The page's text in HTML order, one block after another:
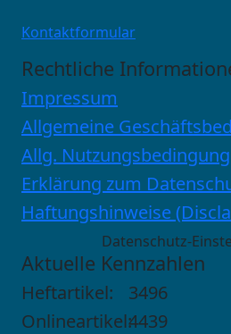
Kontaktformular
Rechtliche
Impressum
Allgemeine
Allg.
Erklärung zum
Haftungshinweise
Datenschutz-
Aktuelle Kennzahlen
Heftartikel:
3496
Onlineartikel:4439